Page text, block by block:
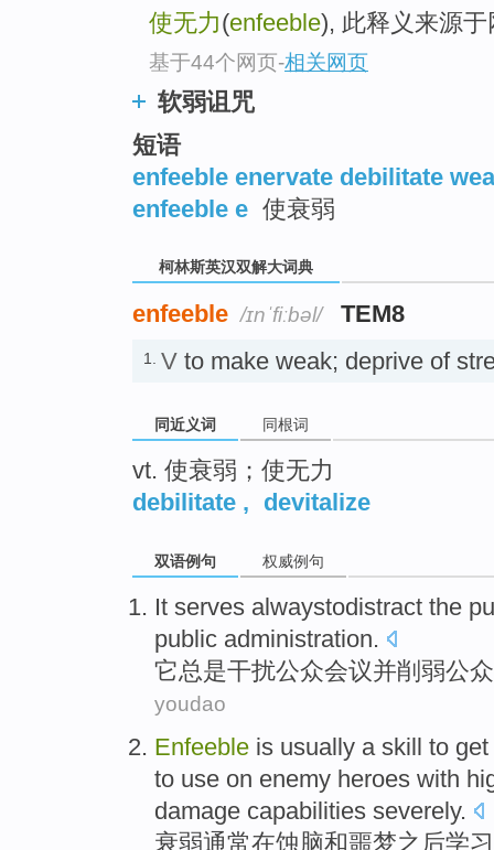
使无力(enfeeble), 此释义来源
基于44个网页-相关网页
软弱诅咒
短语
enfeeble enervate debilitate
enfeeble e 使衰弱
柯林斯英汉双解大词典
enfeeble /ɪnˈfiːbəl/ TEM8
1. V to make weak; deprive of
同近义词 同根词
vt. 使衰弱；使无力
debilitate , devitalize
双语例句 权威例句
It serves alwaystodistract the
public administration.
它总是干扰公众会议并削弱公
youdao
Enfeeble is usually a skill to get
to use on enemy heroes with
damage capabilities severely.
衰弱通常在蚀脑和噩梦之后学